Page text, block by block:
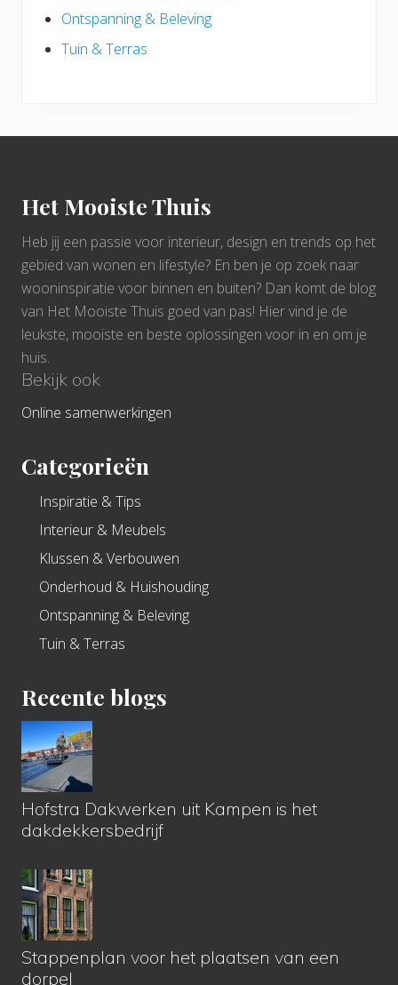
Ontspanning & Beleving
Tuin & Terras
Het Mooiste Thuis
Heb jij een passie voor interieur, design en trends op het
gebied van wonen en lifestyle? En ben je op zoek naar
wooninspiratie voor binnen en buiten? Dan komt de blog
van Het Mooiste Thuis goed van pas! Hier vind je de
leukste, mooiste en beste oplossingen voor in en om je
huis.
Bekijk ook
Online samenwerkingen
Categorieën
Inspiratie & Tips
Interieur & Meubels
Klussen & Verbouwen
Onderhoud & Huishouding
Ontspanning & Beleving
Tuin & Terras
Recente blogs
Hofstra Dakwerken uit Kampen is het
dakdekkersbedrijf
Stappenplan voor het plaatsen van een
dorpel